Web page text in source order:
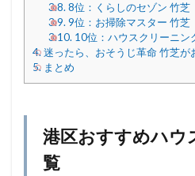
3.8.8位：くらしのセゾン 竹芝
3.9.9位：お掃除マスター 竹芝
3.10.10位：ハウスクリーニン
4.迷ったら、おそうじ革命 竹芝が
5. まとめ
港区おすすめハウ
覧